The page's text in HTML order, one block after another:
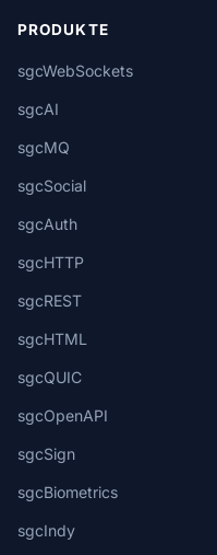
PRODUKTE
sgcWebSockets
sgcAI
sgcMQ
sgcSocial
sgcAuth
sgcHTTP
sgcREST
sgcHTML
sgcQUIC
sgcOpenAPI
sgcSign
sgcBiometrics
sgcIndy